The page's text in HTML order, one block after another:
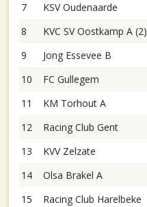
7
KSV Oudenaarde
8
KVC SV Oostkamp A (2)
9
Jong Essevee B
10
FC Gullegem
11
KM Torhout A
12
Racing Club Gent
13
KVV Zelzate
14
Olsa Brakel A
15
Racing Club Harelbeke